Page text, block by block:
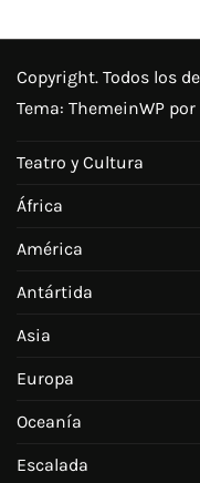
Copyright. Todos los
Tema: ThemeinWP por
Teatro y Cultura
África
América
Antártida
Asia
Europa
Oceanía
Escalada